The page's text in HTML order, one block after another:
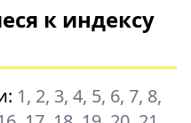
к индексу
: 1, 2, 3, 4, 5, 6, 7, 8,